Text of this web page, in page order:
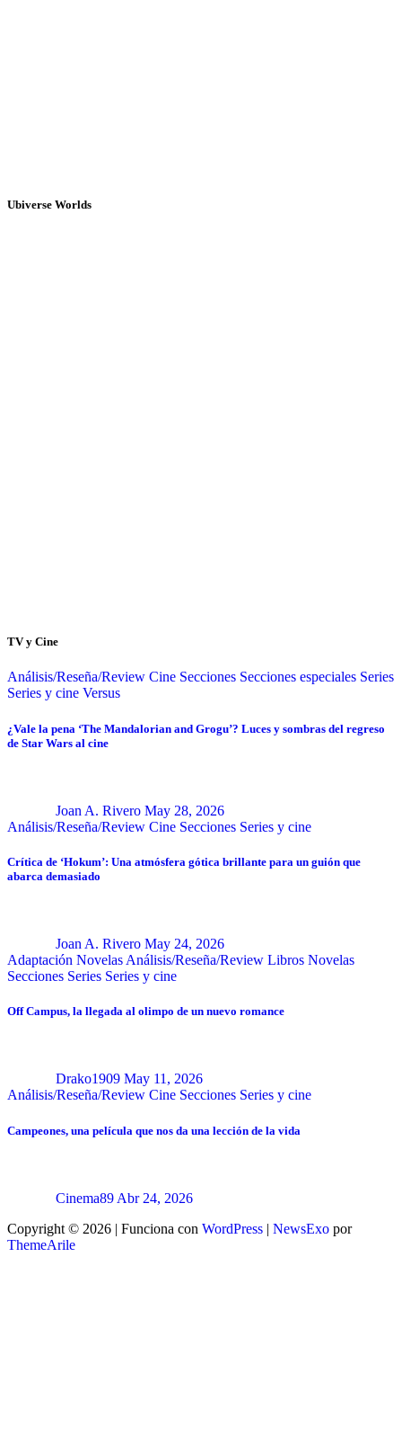
Ubiverse Worlds
TV y Cine
Análisis/Reseña/Review Cine Secciones Secciones especiales Series
Series y cine Versus
¿Vale la pena ‘The Mandalorian and Grogu’? Luces y sombras del regreso
de Star Wars al cine
Joan A. Rivero May 28, 2026
Análisis/Reseña/Review Cine Secciones Series y cine
Crítica de ‘Hokum’: Una atmósfera gótica brillante para un guión que
abarca demasiado
Joan A. Rivero May 24, 2026
Adaptación Novelas Análisis/Reseña/Review Libros Novelas
Secciones Series Series y cine
Off Campus, la llegada al olimpo de un nuevo romance
Drako1909 May 11, 2026
Análisis/Reseña/Review Cine Secciones Series y cine
Campeones, una película que nos da una lección de la vida
Cinema89 Abr 24, 2026
Copyright © 2026 | Funciona con WordPress | NewsExo por
ThemeArile